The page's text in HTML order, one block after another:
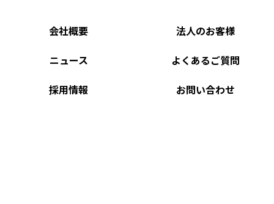
会社概要
法人のお客様
ニュース
よくあるご質問
採用情報
お問い合わせ